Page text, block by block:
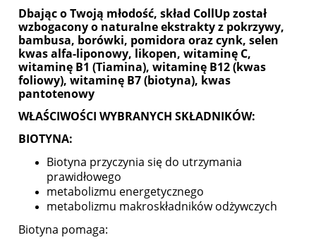
Dbając o Twoją młodość, skład CollUp został
wzbogacony o naturalne ekstrakty z pokrzywy,
bambusa, borówki, pomidora oraz cynk, selen
kwas alfa-liponowy, likopen, witaminę C,
witaminę B1 (Tiamina), witaminę B12 (kwas
foliowy), witaminę B7 (biotyna), kwas
pantotenowy
WŁAŚCIWOŚCI WYBRANYCH SKŁADNIKÓW:
BIOTYNA:
Biotyna przyczynia się do utrzymania
prawidłowego
metabolizmu energetycznego
metabolizmu makroskładników odżywczych
Biotyna pomaga: